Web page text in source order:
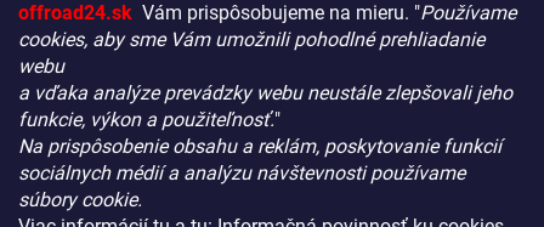
offroad24.sk Vám prispôsobujeme na mieru. "Používame
cookies, aby sme Vám umožnili pohodlné prehliadanie
webu
a vďaka analýze prevádzky webu neustále zlepšovali jeho
funkcie, výkon a použiteľnosť."
Na prispôsobenie obsahu a reklám, poskytovanie funkcií
sociálnych médií a analýzu návštevnosti používame
súbory cookie.
Vitajte! Aby bolo hľadanie tých správnych dielov pre vaše
vozidlo čo najrýchlejšie a najpresnejšie, máme pre vás
malý tip: